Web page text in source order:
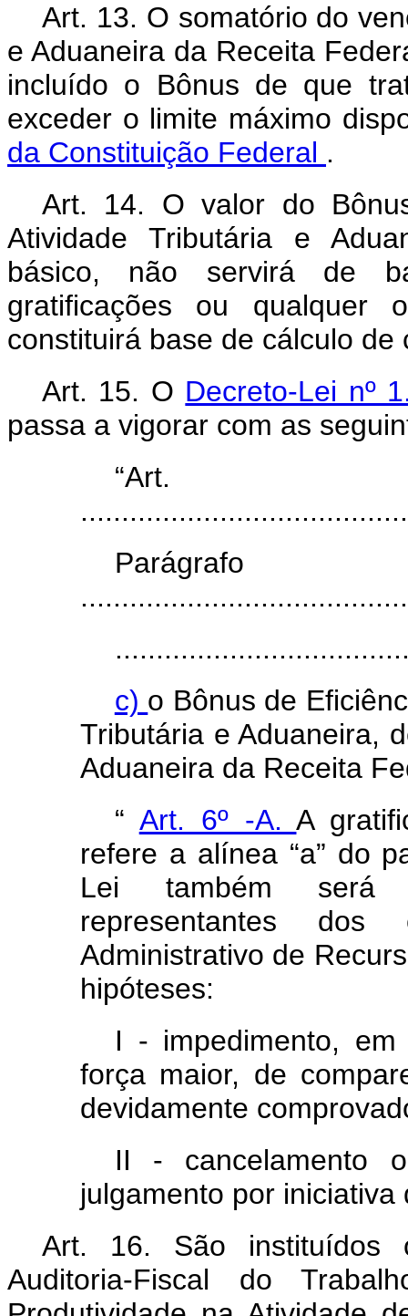
Art. 13. O somatório do
e Aduaneira da Receita
incluído o Bônus de que
exceder o limite máximo
da Constituição Federal .
Art. 14. O valor do
Atividade Tributária e
básico, não servirá de
gratificações ou qualquer
constituirá base de cálculo
Art. 15. O Decreto-Lei nº
passa a vigorar com as
c) o Bônus de
Tributária e Aduaneira,
Aduaneira da Receita
“ Art. 6º -A.A
refere a alínea “a” do
Lei também será
representantes dos
Administrativo de
hipóteses:
I - impedimento,
força maior, de
devidamente
II - cancelamento
julgamento por iniciativa
Art. 16. São instituídos
Auditoria-Fiscal do